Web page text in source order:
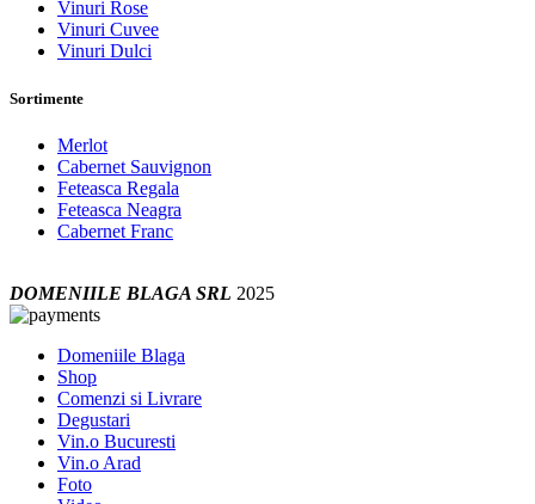
Vinuri Rose
Vinuri Cuvee
Vinuri Dulci
Sortimente
Merlot
Cabernet Sauvignon
Feteasca Regala
Feteasca Neagra
Cabernet Franc
DOMENIILE BLAGA SRL 2025
Domeniile Blaga
Shop
Comenzi si Livrare
Degustari
Vin.o Bucuresti
Vin.o Arad
Foto